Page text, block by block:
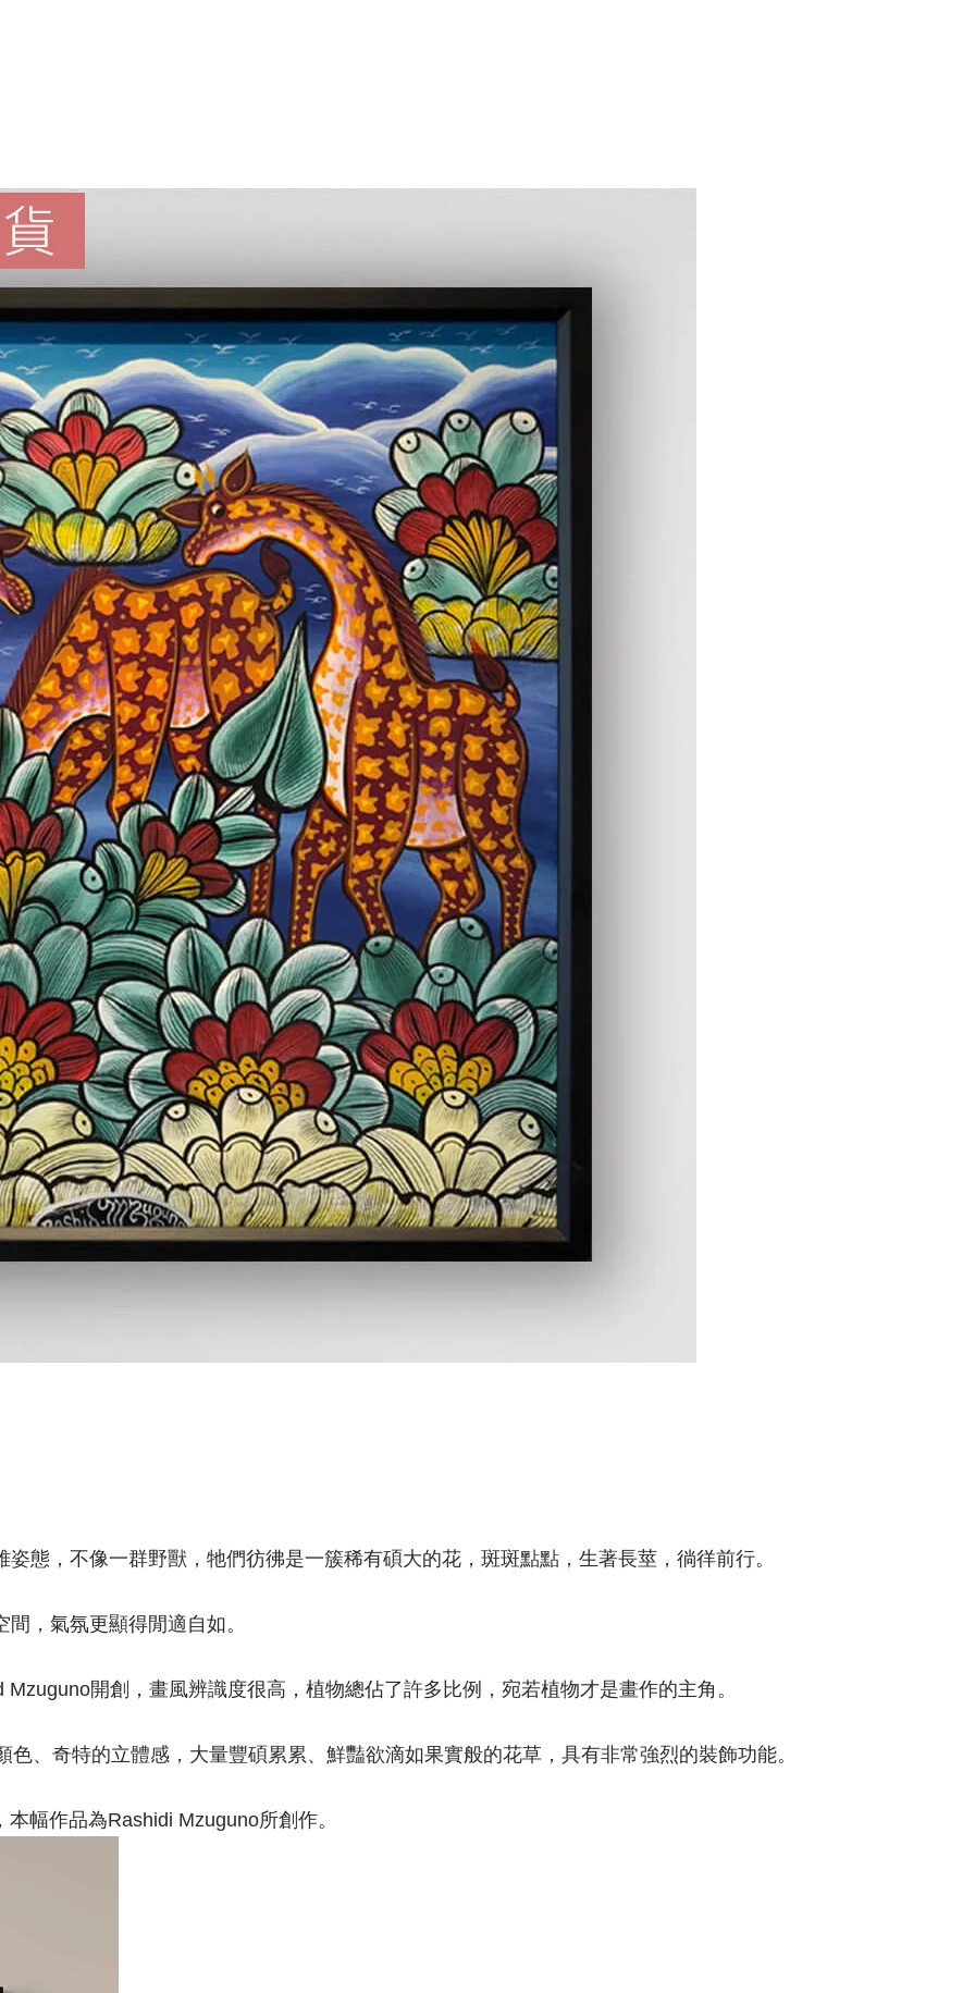
態，不像一群野獸，牠們彷彿是一簇稀有碩大的花，斑斑點點，生著長莖，徜徉前行。
，氣氛更顯得閒適自如。
開創，畫風辨識度很高， 植物總佔了許多比例，宛若植物才是畫作的主角。
、奇特的立體感，大量豐碩累累、 鮮豔欲滴如果實般的花草，具有非常強烈的裝飾功能。
幅作品為Rashidi Mzuguno所創作。